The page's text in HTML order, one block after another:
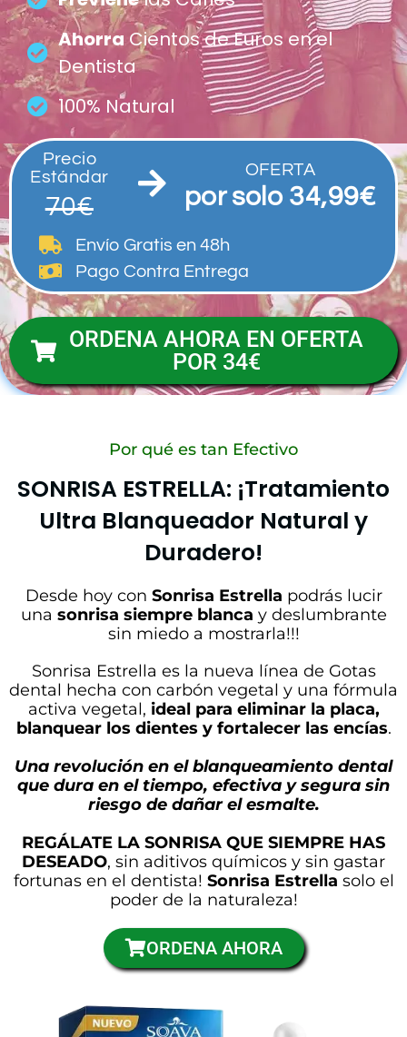
Ahorra Cientos de Euros en el
Dentista
100% Natural
Precio
Estándar
70€
OFERTA
por solo 34,99€
Envío Gratis en 48h
Pago Contra Entrega
ORDENA AHORA EN OFERTA
POR 34€
Por qué es tan Efectivo
SONRISA ESTRELLA: ¡Tratamiento
Ultra Blanqueador Natural y
Duradero!
Desde hoy con Sonrisa Estrella podrás lucir
una sonrisa siempre blanca y deslumbrante
sin miedo a mostrarla!!!
Sonrisa Estrella es la nueva línea de Gotas
dental hecha con carbón vegetal y una fórmula
activa vegetal, ideal para eliminar la placa,
blanquear los dientes y fortalecer las encías.
Una revolución en el blanqueamiento dental
que dura en el tiempo, efectiva y segura sin
riesgo de dañar el esmalte.
REGÁLATE LA SONRISA QUE SIEMPRE HAS
DESEADO, sin aditivos químicos y sin gastar
fortunas en el dentista! Sonrisa Estrella solo el
poder de la naturaleza!
ORDENA AHORA